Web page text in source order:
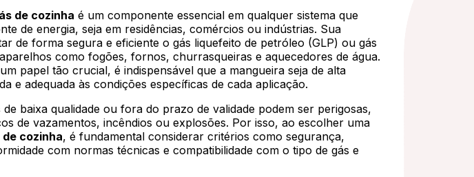
de cozinha é um componente essencial em qualquer sistema que
de energia, seja em residências, comércios ou indústrias. Sua
de forma segura e eficiente o gás liquefeito de petróleo (GLP) ou gás
como fogões, fornos, churrasqueiras e aquecedores de água.
papel tão crucial, é indispensável que a mangueira seja de alta
e adequada às condições específicas de cada aplicação.
de baixa qualidade ou fora do prazo de validade podem ser perigosas,
de vazamentos, incêndios ou explosões. Por isso, ao escolher uma
cozinha, é fundamental considerar critérios como segurança,
com normas técnicas e compatibilidade com o tipo de gás e